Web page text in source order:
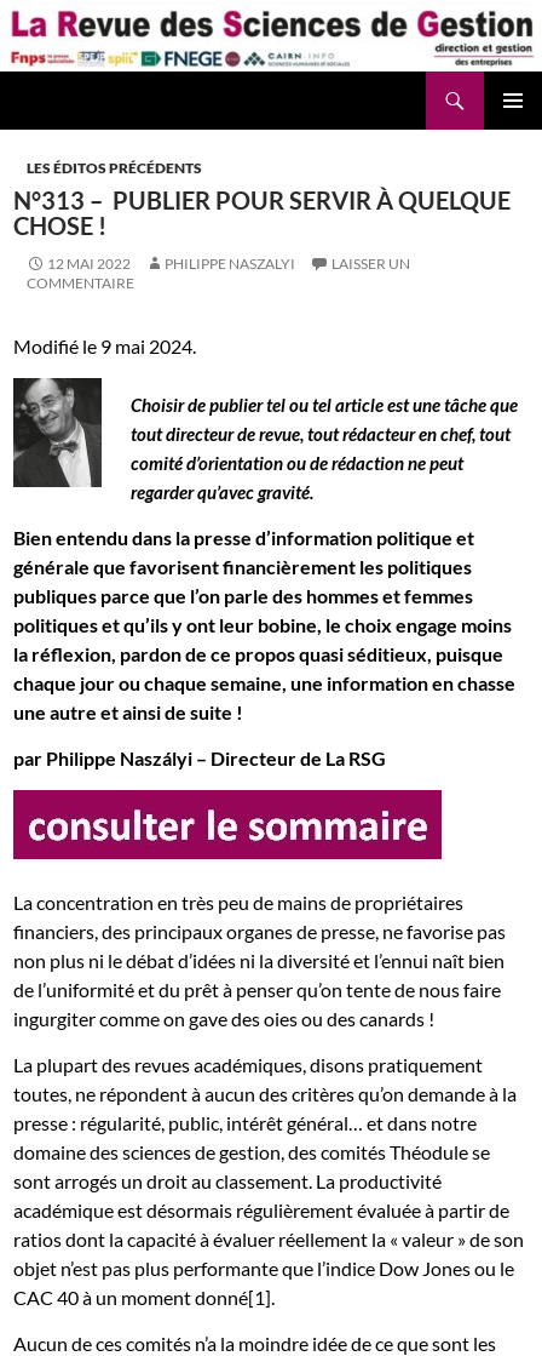
Aller
au
contenu
LES ÉDITOS PRÉCÉDENTS
N°313 – PUBLIER POUR SERVIR À QUELQUE
CHOSE !
12 MAI 2022 PHILIPPE NASZALYI
LAISSER UN
COMMENTAIRE
Modifié le 9 mai 2024.
Choisir de publier tel ou tel article est une tâche que
tout directeur de revue, tout rédacteur en chef, tout
comité d’orientation ou de rédaction ne peut
regarder qu’avec gravité.
Bien entendu dans la presse d’information politique et
générale que favorisent financièrement les politiques
publiques parce que l’on parle des hommes et femmes
politiques et qu’ils y ont leur bobine, le choix engage moins
la réflexion, pardon de ce propos quasi séditieux, puisque
chaque jour ou chaque semaine, une information en chasse
une autre et ainsi de suite !
par Philippe Naszályi – Directeur de La RSG
La concentration en très peu de mains de propriétaires
financiers, des principaux organes de presse, ne favorise pas
non plus ni le débat d’idées ni la diversité et l’ennui naît bien
de l’uniformité et du prêt à penser qu’on tente de nous faire
ingurgiter comme on gave des oies ou des canards !
La plupart des revues académiques, disons pratiquement
toutes, ne répondent à aucun des critères qu’on demande à la
presse : régularité, public, intérêt général… et dans notre
domaine des sciences de gestion, des comités Théodule se
sont arrogés un droit au classement. La productivité
académique est désormais régulièrement évaluée à partir de
ratios dont la capacité à évaluer réellement la « valeur » de son
objet n’est pas plus performante que l’indice Dow Jones ou le
CAC 40 à un moment donné[1].
Aucun de ces comités n’a la moindre idée de ce que sont les